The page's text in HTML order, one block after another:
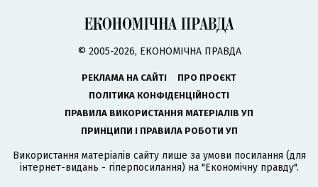
© 2005-2026, ЕКОНОМІЧНА ПРАВДА
РЕКЛАМА НА САЙТІ
ПРО ПРОЄКТ
ПОЛІТИКА КОНФІДЕНЦІЙНОСТІ
ПРАВИЛА ВИКОРИСТАННЯ МАТЕРІАЛІВ УП
ПРИНЦИПИ І ПРАВИЛА РОБОТИ УП
Використання матеріалів сайту лише за умови посилання (для
інтернет-видань - гіперпосилання) на "Економічну правду".